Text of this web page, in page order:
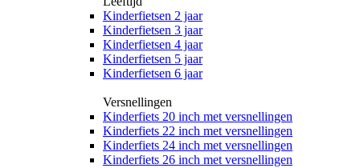
Kinderfietsen 2 jaar
Kinderfietsen 3 jaar
Kinderfietsen 4 jaar
Kinderfietsen 5 jaar
Kinderfietsen 6 jaar
Versnellingen
Kinderfiets 20 inch met versnellingen
Kinderfiets 22 inch met versnellingen
Kinderfiets 24 inch met versnellingen
Kinderfiets 26 inch met versnellingen